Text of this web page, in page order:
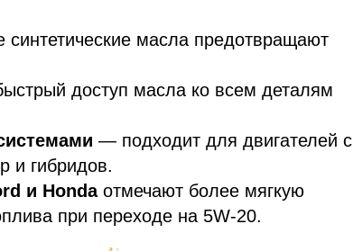
масла предотвращают
доступ масла ко всем деталям
— подходит для двигателей с
и гибридов.
и Hondaотмечают более мягкую
при переходе на 5W-20.